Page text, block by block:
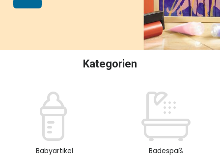
Kategorien
Babyartikel Badespaß